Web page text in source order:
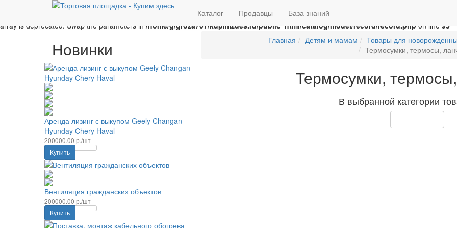
: implode(): Passing glue string after array is deprecated. Swap the parameters in
Parameter must be an array or an object that implements Countable in
/home/g/groza707/kupimzdes.ru/public_html/catalog/model/
array is deprecated. Swap the parameters in/home/g/groza707/kupimzdes.ru/public_html/catalog/model/record/record.phpon line95
Каталог Продавцы База знаний
Новинки
Аренда лизинг с выкупом Geely Changan
Hyunday Chery Haval
200000.00 р./шт
Купить
Вентиляция гражданских объектов
200000.00 р./шт
Купить
Главная Детям и мамам Товары для
Термосумки, термосы,
Термосумки,
В выбранной категории